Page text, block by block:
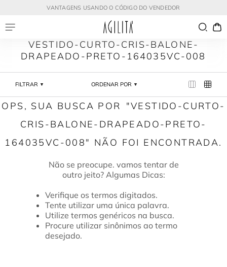
VANTAGENS USANDO O CÓDIGO DO VENDEDOR
VESTIDO-CURTO-CRIS-BALONE-
DRAPEADO-PRETO-164035VC-008
FILTRAR ORDENAR POR
VESTIDO-CURTO-
CRIS-BALONE-DRAPEADO-PRETO-
164035VC-008
Verifique os termos digitados.
Tente utilizar uma única palavra.
Utilize termos genéricos na busca.
Procure utilizar sinônimos ao termo
desejado.